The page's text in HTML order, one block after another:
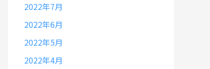
2022年7月
2022年6月
2022年5月
2022年4月